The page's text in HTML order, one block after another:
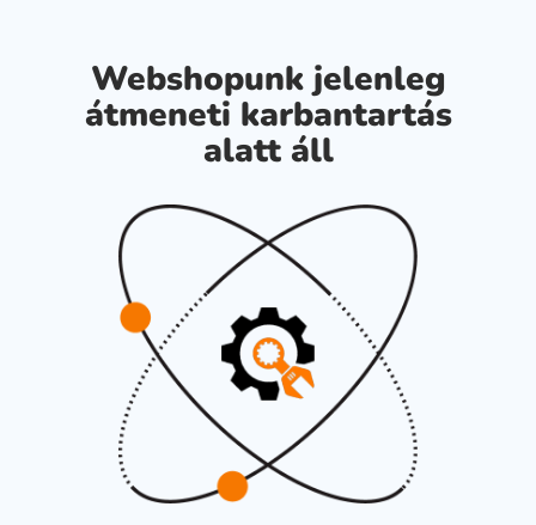
Webshopunk jelenleg
átmeneti karbantartás
alatt áll